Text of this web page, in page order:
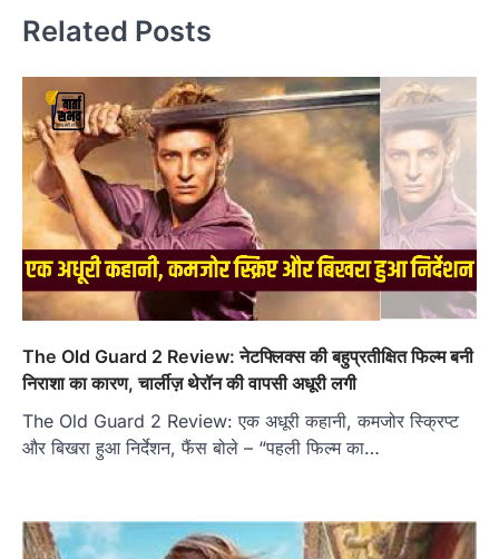
Related Posts
The Old Guard 2 Review: नेटफ्लिक्स की बहुप्रतीक्षित फिल्म बनी
निराशा का कारण, चार्लीज़ थेरॉन की वापसी अधूरी लगी
The Old Guard 2 Review: एक अधूरी कहानी, कमजोर स्क्रिप्ट
और बिखरा हुआ निर्देशन, फैंस बोले – “पहली फिल्म का…